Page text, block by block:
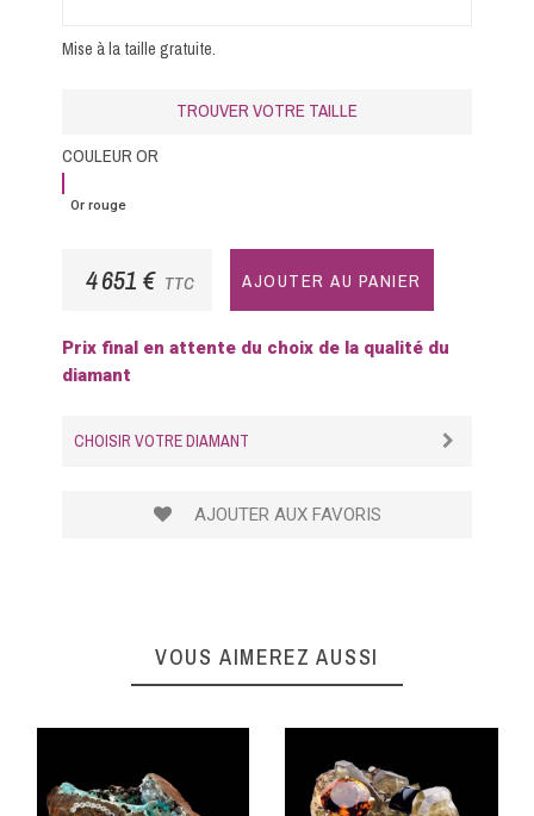
Mise à la taille gratuite.
TROUVER VOTRE TAILLE
COULEUR OR
rouge
Or rouge
4 651 € TTC AJOUTER AU PANIER
Prix final en attente du choix de la qualité du
diamant
CHOISIR VOTRE DIAMANT
AJOUTER AUX FAVORIS
VOUS AIMEREZ AUSSI